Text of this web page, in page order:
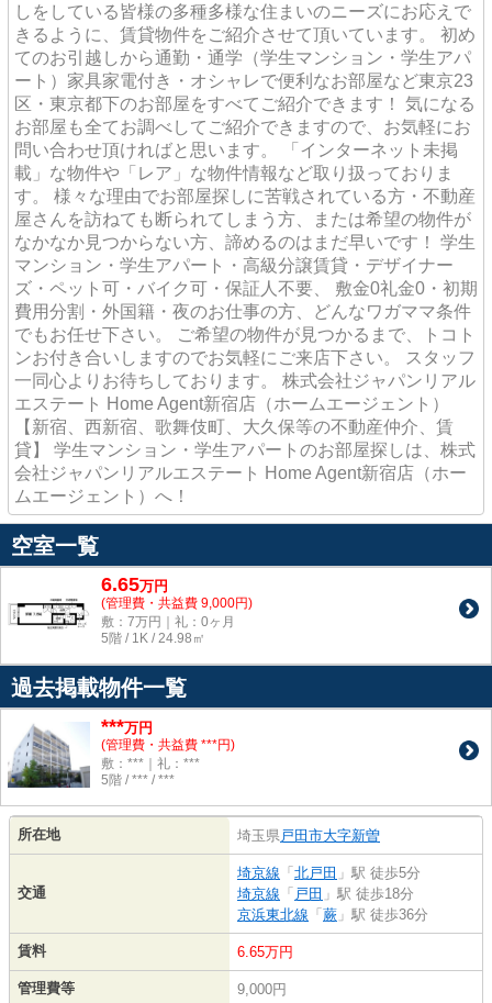
しをしている皆様の多種多様な住まいのニーズにお応えで
きるように、賃貸物件をご紹介させて頂いています。 初め
てのお引越しから通勤・通学（学生マンション・学生アパ
ート）家具家電付き・オシャレで便利なお部屋など東京23
区・東京都下のお部屋をすべてご紹介できます！ 気になる
お部屋も全てお調べしてご紹介できますので、お気軽にお
問い合わせ頂ければと思います。 「インターネット未掲
載」な物件や「レア」な物件情報など取り扱っておりま
す。 様々な理由でお部屋探しに苦戦されている方・不動産
屋さんを訪ねても断られてしまう方、または希望の物件が
なかなか見つからない方、諦めるのはまだ早いです！ 学生
マンション・学生アパート・高級分譲賃貸・デザイナー
ズ・ペット可・バイク可・保証人不要、 敷金0礼金0・初期
費用分割・外国籍・夜のお仕事の方、どんなワガママ条件
でもお任せ下さい。 ご希望の物件が見つかるまで、トコト
ンお付き合いしますのでお気軽にご来店下さい。 スタッフ
一同心よりお待ちしております。 株式会社ジャパンリアル
エステート Home Agent新宿店（ホームエージェント）
【新宿、西新宿、歌舞伎町、大久保等の不動産仲介、賃
貸】 学生マンション・学生アパートのお部屋探しは、株式
会社ジャパンリアルエステート Home Agent新宿店（ホー
ムエージェント）へ！
空室一覧
6.65万円
(管理費・共益費 9,000円)
敷：7万円｜礼：0ヶ月
5階 / 1K / 24.98㎡
過去掲載物件一覧
***万円
(管理費・共益費 ***円)
敷：***｜礼：***
5階 / *** / ***
所在地 埼玉県戸田市大字新曽
交通
埼京線 「 北戸田 」駅 徒歩5分
埼京線 「 戸田 」駅 徒歩18分
京浜東北線 「 蕨 」駅 徒歩36分
賃料 6.65万円
管理費等 9,000円